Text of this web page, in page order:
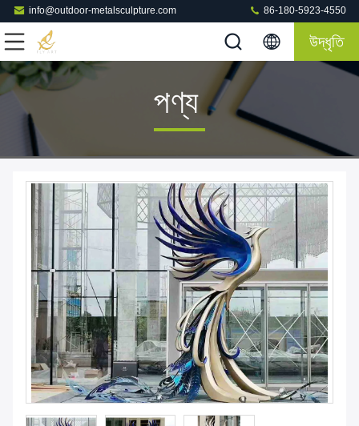
info@outdoor-metalsculpture.com 86-180-5923-4550
উদ্ধৃতি
পণ্য